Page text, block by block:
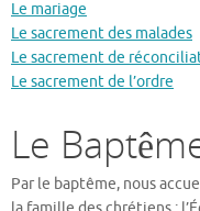
Le mariage
Le sacrement des malades
Le sacrement de
Le sacrement de l’ordre
Le
Par le baptême, nous